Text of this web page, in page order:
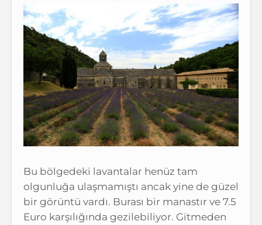
Bu bölgedeki lavantalar henüz tam
olgunluğa ulaşmamıştı ancak yine de güzel
bir görüntü vardı. Burası bir manastır ve 7.5
Euro karşılığında gezilebiliyor. Gitmeden